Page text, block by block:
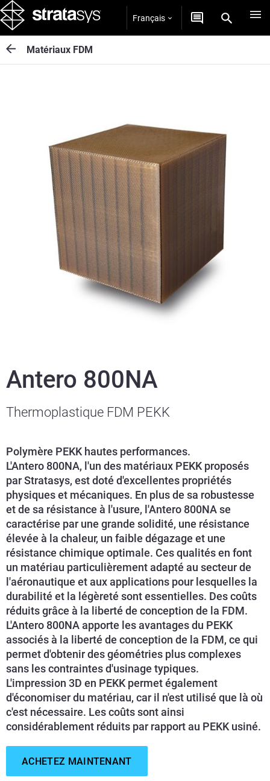
Français
Matériaux FDM
Antero 800NA
Thermoplastique FDM PEKK
Polymère PEKK hautes performances.
L'Antero 800NA, l'un des matériaux PEKK proposés
par Stratasys, est doté d'excellentes propriétés
physiques et mécaniques. En plus de sa robustesse
et de sa résistance à l'usure, l'Antero 800NA se
caractérise par une grande solidité, une résistance
élevée à la chaleur, un faible dégazage et une
résistance chimique optimale. Ces qualités en font
un matériau particulièrement adapté au secteur de
l'aéronautique et aux applications pour lesquelles la
durabilité et la légèreté sont essentielles. Des coûts
réduits grâce à la liberté de conception de la FDM.
L'Antero 800NA apporte les avantages du PEKK
associés à la liberté de conception de la FDM, ce qui
permet d'obtenir des géométries plus complexes
sans les contraintes d'usinage typiques.
L'impression 3D en PEKK permet également
d'économiser du matériau, car il n'est utilisé que là où
c'est nécessaire. Les coûts sont ainsi
considérablement réduits par rapport au PEKK usiné.
ACHETEZ MAINTENANT